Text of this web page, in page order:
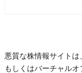
悪質な株情報サイトは
もしくはバーチャルオ